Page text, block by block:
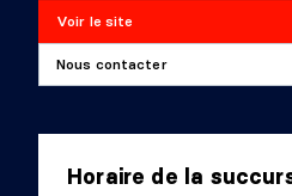
Voir le site
Nous contacter
Horaire de la